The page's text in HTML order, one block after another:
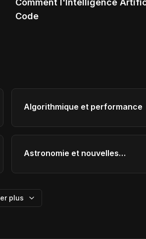
Comment l'Intelligence
Code
Algorithmique et performance
Astronomie et nouvelles
plus